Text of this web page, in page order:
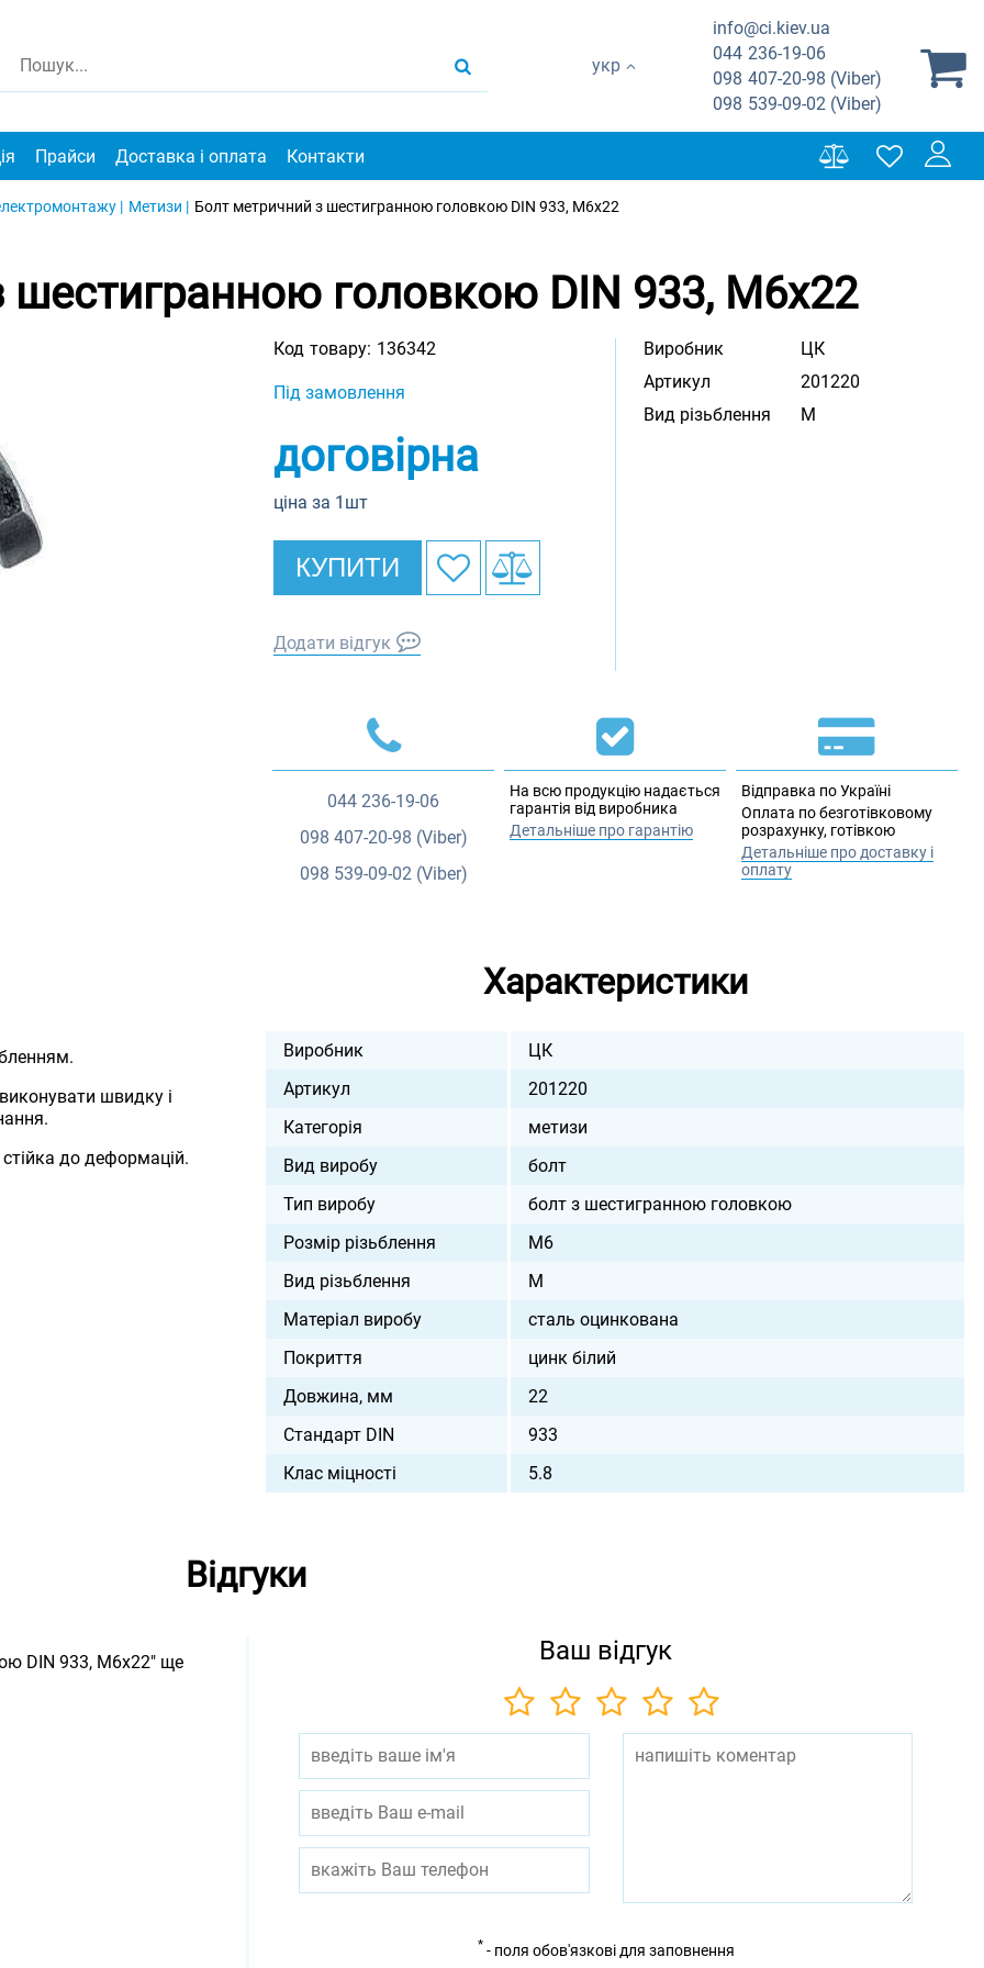
укр
info@ci.kiev.ua
044 236-19-06
098 407-20-98 (Viber)
098 539-09-02 (Viber)
Прайси Доставка і оплата Контакти
| Метизи | Болт метричний з шестигранною головкою DIN 933, М6х22
шестигранною головкою DIN 933, М6х22
Код товару: 136342
Під замовлення
договірна
ціна за 1шт
КУПИТИ
Додати відгук
Виробник
ЦК
Артикул
201220
Вид різьблення
M
044 236-19-06
098 407-20-98 (Viber)
098 539-09-02 (Viber)
На всю продукцію надається
гарантія від виробника
Детальніше про гарантію
Відправка по Україні
Оплата по безготівковому
розрахунку, готівкою
Детальніше про доставку і
оплату
швидку і
до деформацій.
Характеристики
Виробник
ЦК
Артикул
201220
Категорія
метизи
Вид виробу
болт
Тип виробу
болт з шестигранною головкою
Розмір різьблення
М6
Вид різьблення
M
Матеріал виробу
сталь оцинкована
Покриття
цинк білий
Довжина, мм
22
Стандарт DIN
933
Клас міцності
5.8
Відгуки
DIN 933, М6х22" ще Ваш відгук
* - поля обов'язкові для заповнення